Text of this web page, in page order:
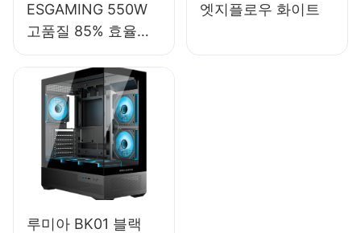
ESGAMING 550W
고품질 85% 효율
80+ 브론즈 데스크
탑 PC 파워 서플라이
ESB550W
엣지플로우 화이트
루미아 BK01 블랙